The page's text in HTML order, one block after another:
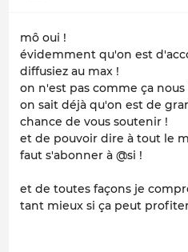
mô oui !
évidemment qu'on est
diffusiez au max !
on n'est pas comme ça nous
on sait déjà qu'on est de
chance de vous soutenir !
et de pouvoir dire à tout le
faut s'abonner à @si !
et de toutes façons je
tant mieux si ça peut